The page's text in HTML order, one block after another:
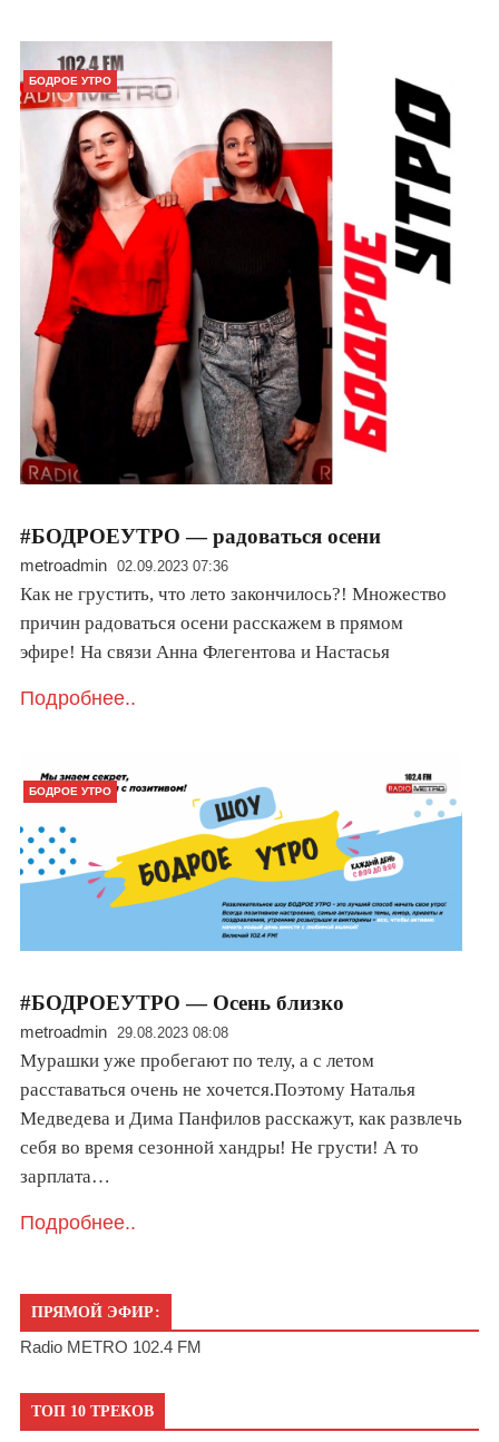
БОДРОЕ УТРО
#БОДРОЕУТРО — радоваться осени
metroadmin 02.09.2023 07:36
Как не грустить, что лето закончилось?! Множество
причин радоваться осени расскажем в прямом
эфире! На связи Анна Флегентова и Настасья
Подробнее..
БОДРОЕ УТРО
#БОДРОЕУТРО — Осень близко
metroadmin 29.08.2023 08:08
Мурашки уже пробегают по телу, а с летом
расставаться очень не хочется.Поэтому Наталья
Медведева и Дима Панфилов расскажут, как развлечь
себя во время сезонной хандры! Не грусти! А то
зарплата…
Подробнее..
ПРЯМОЙ ЭФИР:
Radio METRO 102.4 FM
ТОП 10 ТРЕКОВ